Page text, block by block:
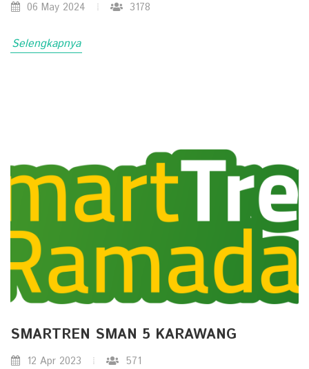
06 May 2024 3178
Selengkapnya
SMARTREN SMAN 5 KARAWANG
12 Apr 2023 571